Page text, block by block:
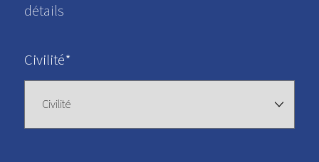
détails
Civilité*